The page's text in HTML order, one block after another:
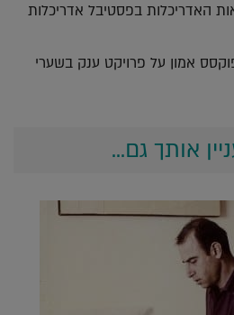
האדריכלות בפסטיבל אדריכלות
אמון על פרויקט ענק בשערי
אותך גם...